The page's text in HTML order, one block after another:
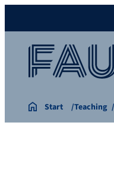
Start Teaching